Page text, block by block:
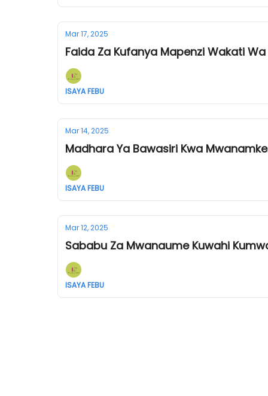
Mar 17, 2025
Faida Za Kufanya Mapenzi Wakati Wa
ISAYA FEBU
Mar 14, 2025
Madhara Ya Bawasiri Kwa
ISAYA FEBU
Mar 12, 2025
Sababu Za Mwanaume Kuwahi
ISAYA FEBU